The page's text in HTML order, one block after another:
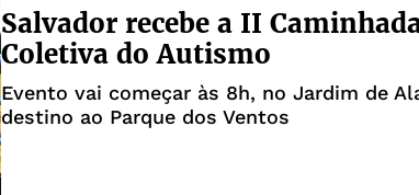
Salvador recebe a II
Coletiva do Autismo
Evento vai começar às 8h, no Jardim de
destino ao Parque dos Ventos